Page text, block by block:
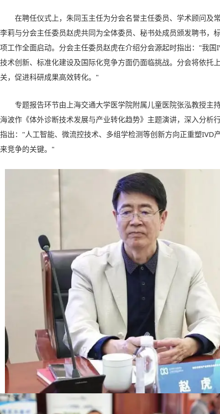
在聘任仪式上，朱同玉主任为分会名誉主任委员、学术顾问及
李莉与分会主任委员赵虎共同为全体委员、秘书处成员颁发聘书，
项工作全面启动。分会主任委员赵虎在介绍分会源起时指出："我
技术创新、标准化建设及国际化竞争方面仍面临挑战。分会将依托
关，促进科研成果高效转化。"
专题报告环节由上海交通大学医学院附属儿童医院张泓教授主
海波作《体外诊断技术发展与产业转化趋势》主题演讲，深入分析
指出："人工智能、微流控技术、多组学检测等创新方向正重塑IVD
来竞争的关键。"